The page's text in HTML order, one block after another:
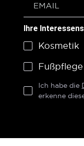
Ihre
Kosmetik
Fußpflege
Ich habe die
erkenne